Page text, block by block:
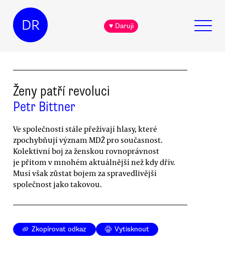
DR ♥ Daruji
Ženy patří revoluci
Petr Bittner
Ve společnosti stále přežívají hlasy, které
zpochybňují význam MDŽ pro současnost.
Kolektivní boj za ženskou rovnoprávnost
je přitom v mnohém aktuálnější než kdy dřív.
Musí však zůstat bojem za spravedlivější
společnost jako takovou.
Zkopírovat odkaz Vytisknout